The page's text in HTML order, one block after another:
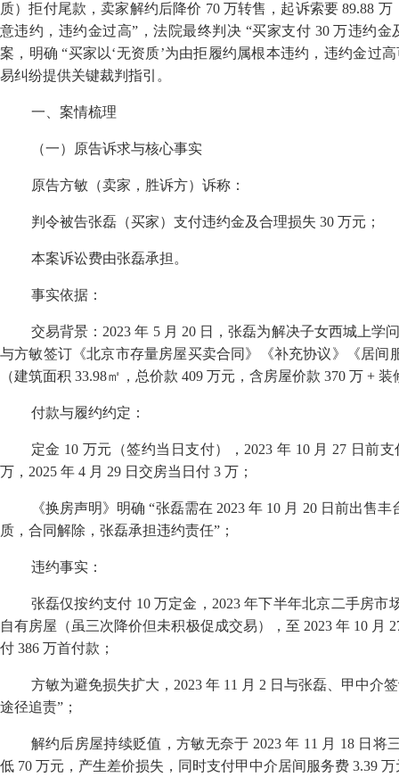
质）拒付尾款，卖家解约后降价 70 万转售，起诉索要 89.88 万
意违约，违约金过高” ，法院最终判决 “买家支付 30万违约金
案，明确 “买家以‘无资质’为由拒履约属根本违约，违约金过
易纠纷提供关键裁判指引。
一、案情梳理
（一）原告诉求与核心事实
原告方敏（卖家，胜诉方）诉称：
判令被告张磊（买家）支付违约金及合理损失 30 万元；
本案诉讼费由张磊承担。
事实依据：
交易背景： 2023年 5 月 20 日，张磊为解决子女西城上学
与方敏签订《北京市存量房屋买卖合同》《补充协议》《居
（建筑面积 33.98㎡，总价款 409 万元，含房屋价款 370 万 + 装
付款与履约约定：
定金 10 万元（签约当日支付）， 2023 年 10 月 27 日前
万， 2025 年 4 月 29 日交房当日付 3 万；
《换房声明》明确 “张磊需在 2023年 10 月 20 日前出售丰
质，合同解除，张磊承担违约责任” ；
违约事实：
张磊仅按约支付 10 万定金， 2023年下半年北京二手房市
自有房屋（虽三次降价但未积极促成交易），至 2023 年10 月
付 386 万首付款；
方敏为避免损失扩大， 2023 年11 月 2 日与张磊、甲中介
途径追责” ；
解约后房屋持续贬值，方敏无奈于 2023年 11 月 18 日将
低 70 万元，产生差价损失，同时支付甲中介居间服务费 3.39 万